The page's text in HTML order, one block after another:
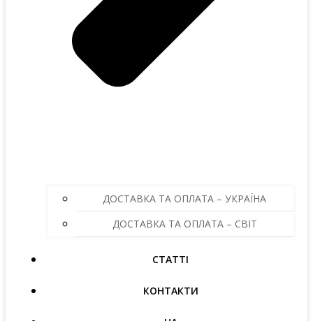
ДОСТАВКА ТА ОПЛАТА – УКРАЇНА
ДОСТАВКА ТА ОПЛАТА – СВІТ
СТАТТІ
КОНТАКТИ